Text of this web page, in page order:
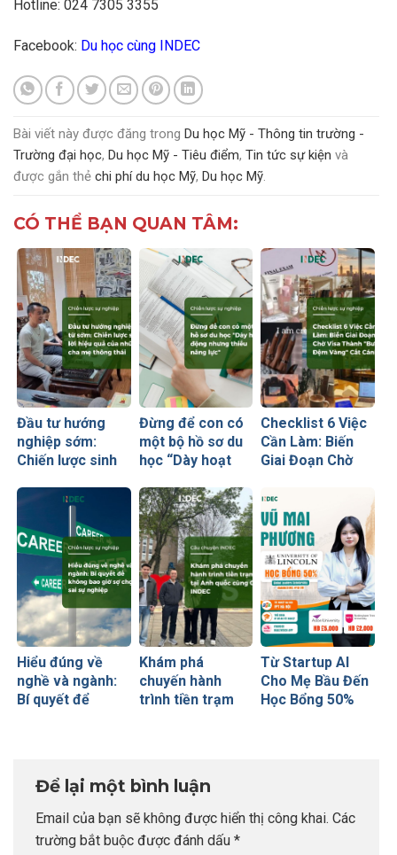
Hotline: 024 7305 3355
Facebook: Du học cùng INDEC
Bài viết này được đăng trong Du học Mỹ - Thông tin trường -
Trường đại học, Du học Mỹ - Tiêu điểm, Tin tức sự kiện và
được gắn thẻ chi phí du học Mỹ, Du học Mỹ.
CÓ THỂ BẠN QUAN TÂM:
Đầu tư hướng
nghiệp sớm:
Chiến lược sinh
của những cha
Đừng để con có
một bộ hồ sơ du
học “Dày hoạt
thiếu năng lực”
Checklist 6 Việc
Cần Làm: Biến
Giai Đoạn Chờ
“Bước Đệm
Vàng” Cất Cánh
Hiểu đúng về
nghề và ngành:
Bí quyết để
Khám phá
chuyến hành
trình tiền trạm
Từ Startup AI
Cho Mẹ Bầu Đến
Học Bổng 50%
Để lại một bình luận
Email của bạn sẽ không được hiển thị công khai. Các
trường bắt buộc được đánh dấu *